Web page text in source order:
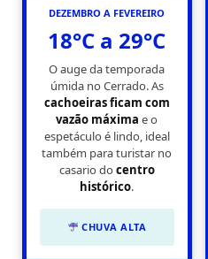
DEZEMBRO A FEVEREIRO
18°C a 29°C
O auge da temporada
úmida no Cerrado. As
cachoeiras ficam com
vazão máxima e o
espetáculo é lindo, ideal
também para turistar no
casario do centro
histórico.
CHUVA ALTA